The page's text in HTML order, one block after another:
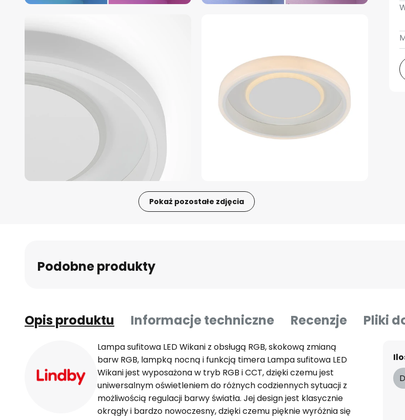
Pokaż pozostałe zdjęcia
Podobne produkty
Opis produktu Informacje techniczne Recenzje Pliki
Lampa sufitowa LED Wikani z obsługą RGB, skokową zmianą
barw RGB, lampką nocną i funkcją timera Lampa sufitowa LED
Wikani jest wyposażona w tryb RGB i CCT, dzięki czemu jest
uniwersalnym oświetleniem do różnych codziennych sytuacji z
możliwością regulacji barwy światła. Jej design jest klasycznie
okrągły i bardzo nowoczesny, dzięki czemu pięknie wyróżnia się